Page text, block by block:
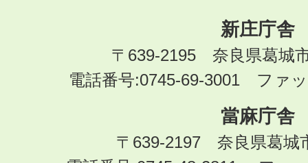
新庄庁舎
〒639-2195 奈良県葛城
電話番号:0745-69-3001 ファ
當麻庁舎
〒639-2197 奈良県葛城